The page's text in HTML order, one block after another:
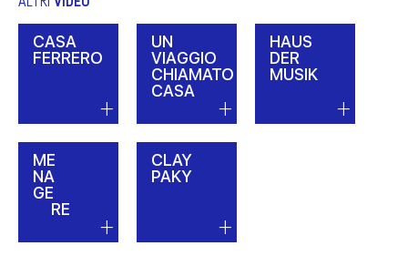
CASA
FERRERO
UN
VIAGGIO
CHIAMATO
CASA
HAUS
DER
MUSIK
ME
NA
GE
RE
CLAY
PAKY